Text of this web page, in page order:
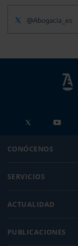
@Abogacia_es
CONÓCENOS
SERVICIOS
ACTUALIDAD
PUBLICACIONES